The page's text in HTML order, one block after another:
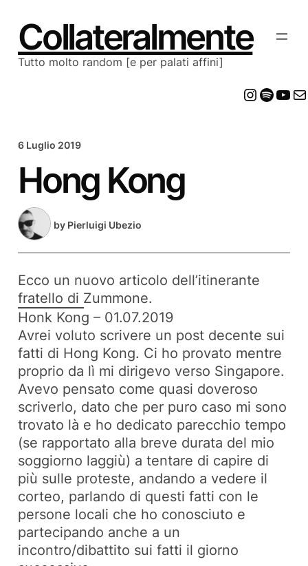
contenuto
Collateralmente
Tutto molto random [e per palati affini]
6 Luglio 2019
Hong Kong
by Pierluigi Ubezio
Ecco un nuovo articolo dell’itinerante
fratello di Zummone.
Honk Kong – 01.07.2019
Avrei voluto scrivere un post decente sui
fatti di Hong Kong. Ci ho provato mentre
proprio da lì mi dirigevo verso Singapore.
Avevo pensato come quasi doveroso
scriverlo, dato che per puro caso mi sono
trovato là e ho dedicato parecchio tempo
(se rapportato alla breve durata del mio
soggiorno laggiù) a tentare di capire di
più sulle proteste, andando a vedere il
corteo, parlando di questi fatti con le
persone locali che ho conosciuto e
partecipando anche a un
incontro/dibattito sui fatti il giorno